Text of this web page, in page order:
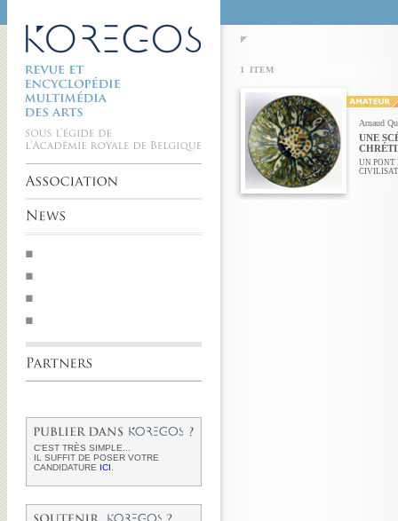
C'EST TRÈS SIMPLE...
IL SUFFIT DE POSER VOTRE
CANDIDATURE ICI
1 ITEM
Arnaud
UNE
UN PONT